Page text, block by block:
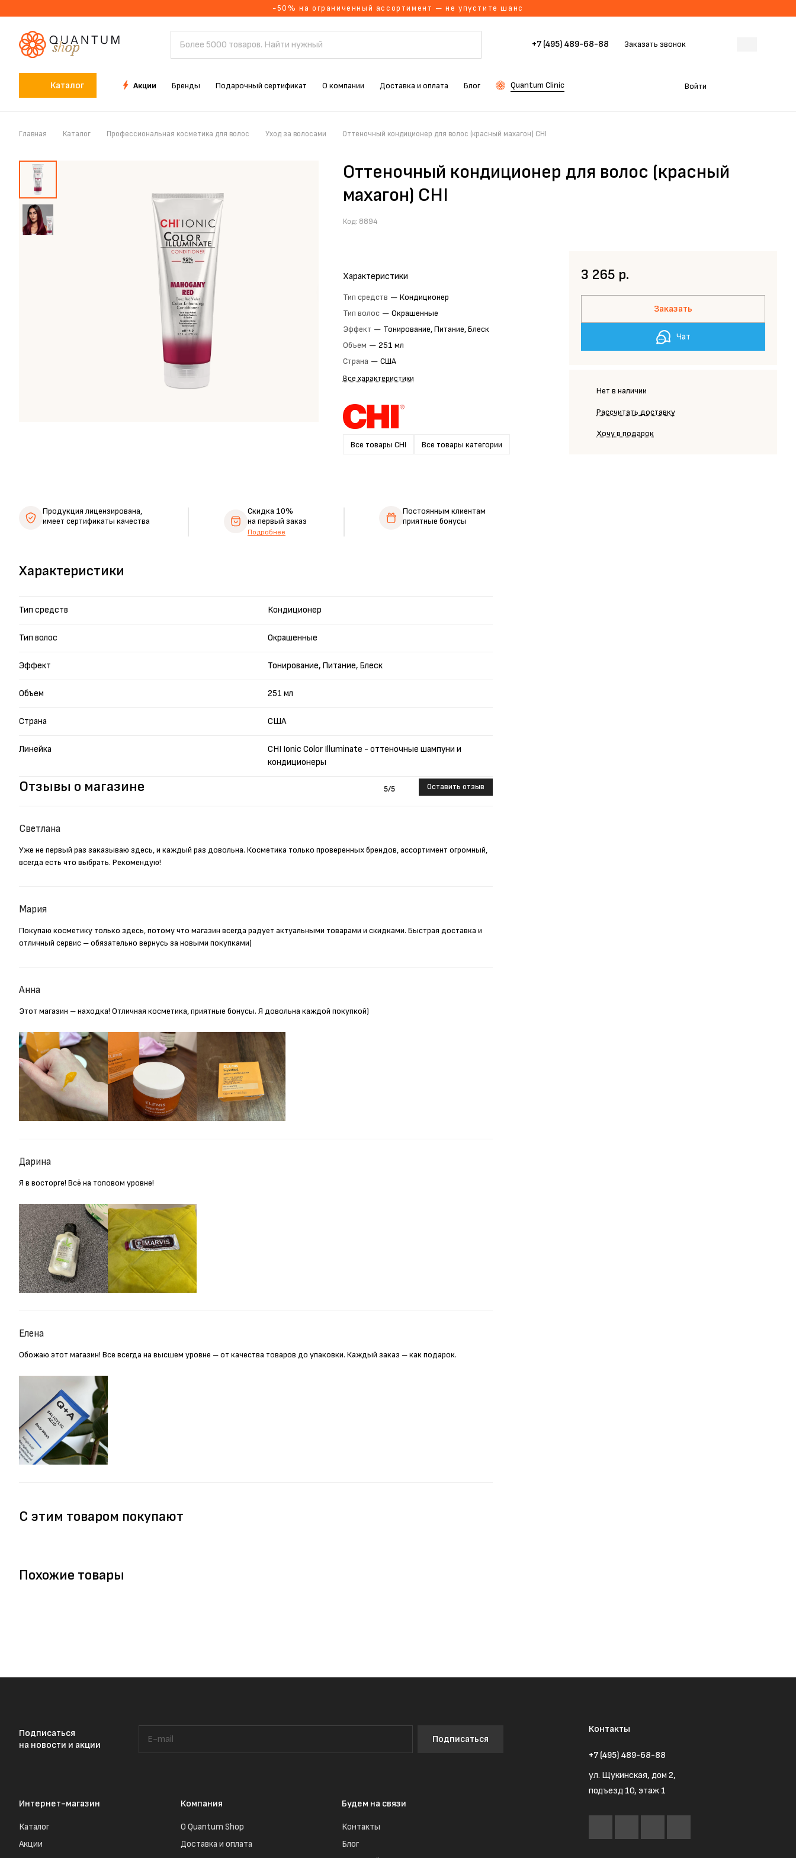
-50% на ограниченный ассортимент — не упустите шанс
+7 (495) 489-68-88 Заказать звонок
Каталог Акции Бренды Подарочный сертификат О компании Доставка и оплата Блог Quantum Clinic Войти
Главная Каталог Профессиональная косметика для волос Уход за волосами Оттеночный кондиционер для волос (красный махагон) CHI
Оттеночный кондиционер для волос (красный
махагон) CHI
Код: 8894
Характеристики
Тип средств — Кондиционер
Тип волос — Окрашенные
Эффект — Тонирование, Питание, Блеск
Объем — 251 мл
Страна — США
Все характеристики
Все товары CHI Все товары категории
3 265 р.
Заказать
Чат
Нет в наличии
Рассчитать доставку
Хочу в подарок
Отзывы о магазине 5/5 Оставить отзыв
Светлана
Уже не первый раз заказываю здесь, и каждый раз довольна. Косметика только проверенных брендов, ассортимент огромный,
всегда есть что выбрать. Рекомендую!
Мария
Покупаю косметику только здесь, потому что магазин всегда радует актуальными товарами и скидками. Быстрая доставка и
отличный сервис – обязательно вернусь за новыми покупками)
Анна
Этот магазин – находка! Отличная косметика, приятные бонусы. Я довольна каждой покупкой)
Дарина
Я в восторге! Всё на топовом уровне!
Елена
Обожаю этот магазин! Все всегда на высшем уровне – от качества товаров до упаковки. Каждый заказ – как подарок.
Характеристики
Тип средств Кондиционер
Тип волос Окрашенные
Эффект Тонирование, Питание, Блеск
Объем 251 мл
Страна США
Линейка
CHI Ionic Color Illuminate - оттеночные шампуни и
кондиционеры
Продукция лицензирована,
имеет сертификаты качества
Скидка 10%
на первый заказ
Подробнее
Постоянным клиентам
приятные бонусы
С этим товаром покупают
Похожие товары
Подписаться
на новости и акции
Подписаться
Интернет-магазин
Каталог
Акции
Компания
О Quantum Shop
Доставка и оплата
Будем на связи
Контакты
Блог
Контакты
+7 (495) 489-68-88
ул. Щукинская, дом 2,
подъезд 10, этаж 1